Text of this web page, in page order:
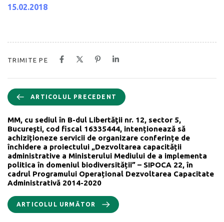
15.02.2018
TRIMITE PE
ARTICOLUL PRECEDENT
MM, cu sediul în B-dul Libertăţii nr. 12, sector 5,
Bucureşti, cod fiscal 16335444, intenționează să
achiziționeze servicii de organizare conferințe de
închidere a proiectului „Dezvoltarea capacității
administrative a Ministerului Mediului de a implementa
politica în domeniul biodiversității” – SIPOCA 22, în
cadrul Programului Operațional Dezvoltarea Capacitate
Administrativă 2014-2020
ARTICOLUL URMĂTOR